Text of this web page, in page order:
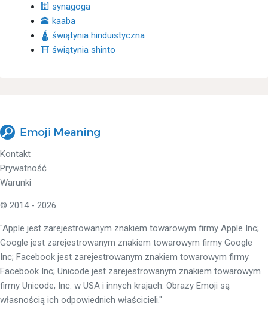
🕍 synagoga
🕋 kaaba
🛕 świątynia hinduistyczna
⛩ świątynia shinto
Kontakt
Prywatność
Warunki
© 2014 - 2026
"Apple jest zarejestrowanym znakiem towarowym firmy Apple Inc;
Google jest zarejestrowanym znakiem towarowym firmy Google
Inc; Facebook jest zarejestrowanym znakiem towarowym firmy
Facebook Inc; Unicode jest zarejestrowanym znakiem towarowym
firmy Unicode, Inc. w USA i innych krajach. Obrazy Emoji są
własnością ich odpowiednich właścicieli."